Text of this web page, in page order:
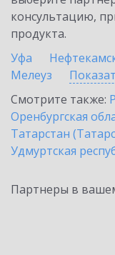
консультацию,
продукта.
Уфа
Мелеуз
Смотрите также:
Оренбургская
Татарстан
Удмуртская
Партнеры в